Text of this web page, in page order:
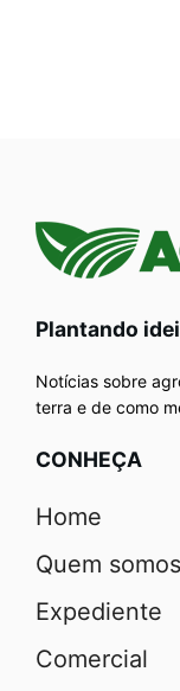
Plantando
Notícias sobre
terra e de como
CONHEÇA
Home
Quem somos
Expediente
Comercial